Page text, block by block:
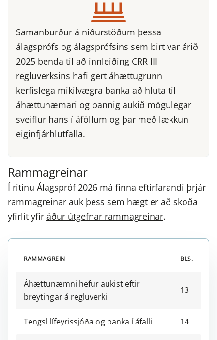
Samanburður á niðurstöðum þessa
álagsprófs og álagsprófsins sem birt var árið
2025 benda til að innleiðing CRR III
regluverksins hafi gert áhættugrunn
kerfislega mikilvægra banka að hluta til
áhættunæmari og þannig aukið mögulegar
sveiflur hans í áföllum og þar með lækkun
eiginfjárhlutfalla.
Rammagreinar
Í ritinu Álagspróf 2026 má finna eftirfarandi þrjár
rammagreinar auk þess sem hægt er að skoða
yfirlit yfir áður útgefnar rammagreinar.
RAMMAGREIN BLS.
Áhættunæmni hefur aukist eftir
breytingar á regluverki
13
Tengsl lífeyrissjóða og banka í áfalli 14